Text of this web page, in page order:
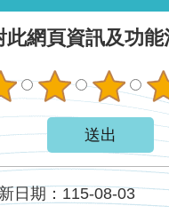
此網頁資訊及功能
日期：115-08-03